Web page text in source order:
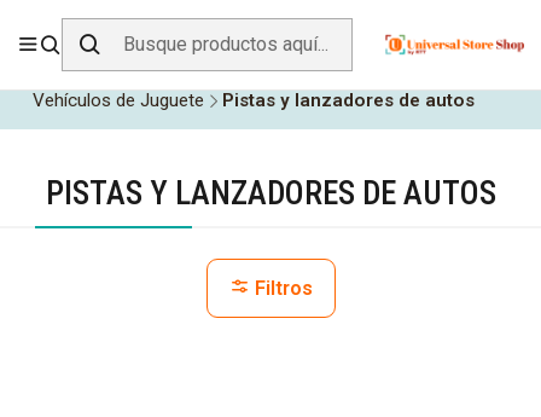
ENVÍO GRATIS SOBRE$19.990EN ZONA CENTRO
Vehículos de Juguete
Pistas y lanzadores de autos
PISTAS Y LANZADORES DE AUTOS
Filtros